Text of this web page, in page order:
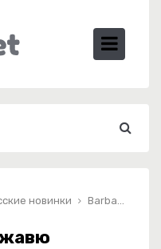
новинки Barbarosso - Дежавю